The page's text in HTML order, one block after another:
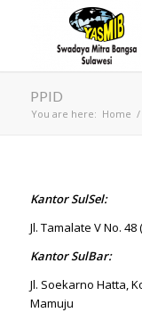
PPID
You are here: Home /
Kantor SulSel:
Jl. Tamalate V No.
Kantor SulBar:
Jl. Soekarno Hatta,
Mamuju